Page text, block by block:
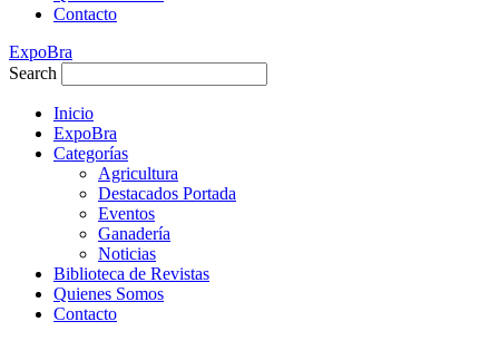
Contacto
ExpoBra
Search
Inicio
ExpoBra
Categorías
Agricultura
Destacados Portada
Eventos
Ganadería
Noticias
Biblioteca de Revistas
Quienes Somos
Contacto